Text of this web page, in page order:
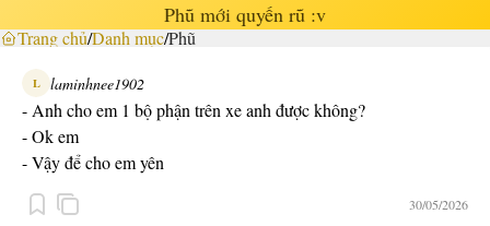
Phũ mới quyến rũ :v
Trang chủ/Danh mục/Phũ
L laminhnee1902
- Anh cho em 1 bộ phận trên xe anh được không?
- Ok em
- Vậy để cho em yên
30/05/2026